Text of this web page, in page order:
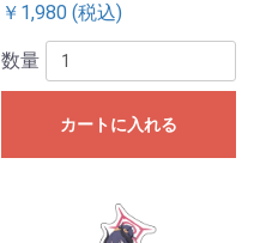
￥1,980 (税込)
数量
カートに入れる